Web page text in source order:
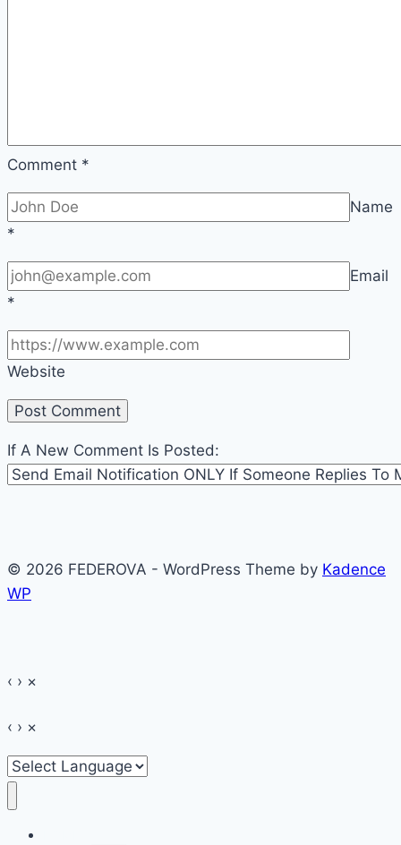
Comment *
Name
*
Email
*
Website
If A New Comment Is Posted:
© 2026 FEDEROVA - WordPress Theme by Kadence
WP
‹ › ×
‹ › ×